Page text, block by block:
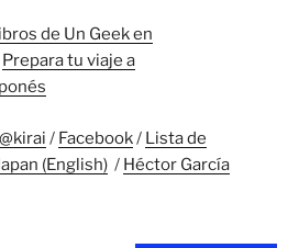
de Un Geek en
Prepara tu viaje a
/ Facebook/ Lista de
(English) / Héctor García